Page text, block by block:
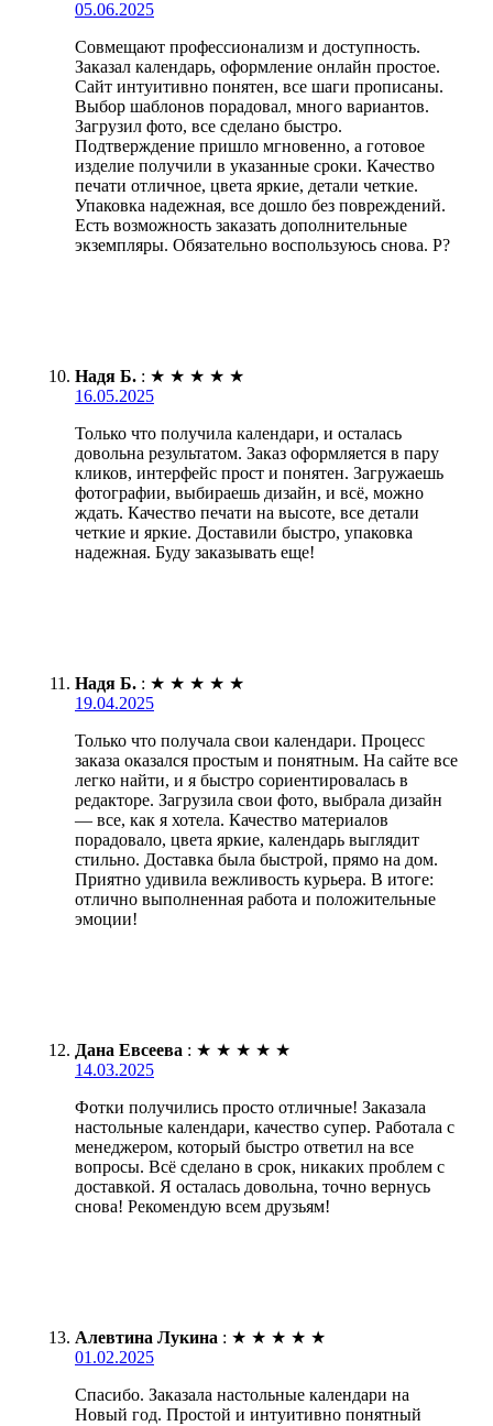
05.06.2025
Совмещают профессионализм и доступность.
Заказал календарь, оформление онлайн простое.
Сайт интуитивно понятен, все шаги прописаны.
Выбор шаблонов порадовал, много вариантов.
Загрузил фото, все сделано быстро.
Подтверждение пришло мгновенно, а готовое
изделие получили в указанные сроки. Качество
печати отличное, цвета яркие, детали четкие.
Упаковка надежная, все дошло без повреждений.
Есть возможность заказать дополнительные
экземпляры. Обязательно воспользуюсь снова. Р?
Надя Б. : ★ ★ ★ ★ ★
16.05.2025
Только что получила календари, и осталась
довольна результатом. Заказ оформляется в пару
кликов, интерфейс прост и понятен. Загружаешь
фотографии, выбираешь дизайн, и всё, можно
ждать. Качество печати на высоте, все детали
четкие и яркие. Доставили быстро, упаковка
надежная. Буду заказывать еще!
Надя Б. : ★ ★ ★ ★ ★
19.04.2025
Только что получала свои календари. Процесс
заказа оказался простым и понятным. На сайте все
легко найти, и я быстро сориентировалась в
редакторе. Загрузила свои фото, выбрала дизайн
— все, как я хотела. Качество материалов
порадовало, цвета яркие, календарь выглядит
стильно. Доставка была быстрой, прямо на дом.
Приятно удивила вежливость курьера. В итоге:
отлично выполненная работа и положительные
эмоции!
Дана Евсеева : ★ ★ ★ ★ ★
14.03.2025
Фотки получились просто отличные! Заказала
настольные календари, качество супер. Работала с
менеджером, который быстро ответил на все
вопросы. Всё сделано в срок, никаких проблем с
доставкой. Я осталась довольна, точно вернусь
снова! Рекомендую всем друзьям!
Алевтина Лукина : ★ ★ ★ ★ ★
01.02.2025
Спасибо. Заказала настольные календари на
Новый год. Простой и интуитивно понятный